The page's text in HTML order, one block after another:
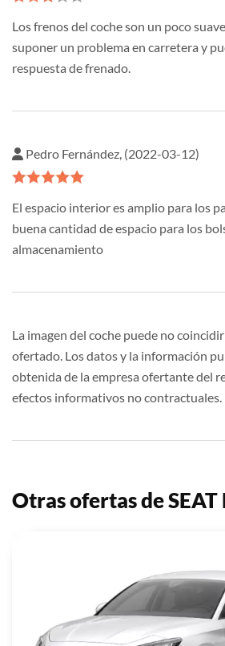
Los frenos del coche son un poco
suponer un problema en carretera y
respuesta de frenado.
Pedro Fernández, (2022-03-12)
El espacio interior es amplio para los
buena cantidad de espacio para los
almacenamiento
La imagen del coche puede no
ofertado. Los datos y la información
obtenida de la empresa ofertante del
efectos informativos no contractuales.
Otras ofertas de SEAT